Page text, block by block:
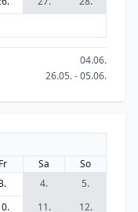
04.06.
26.05. - 05.06.
Fr Sa
So
4.
5.
11.
12.